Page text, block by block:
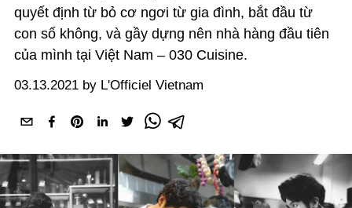
quyết định từ bỏ cơ ngơi từ gia đình, bắt đầu từ
con số không, và gầy dựng nên nhà hàng đầu tiên
của mình tại Việt Nam – 030 Cuisine.
03.13.2021 by L'Officiel Vietnam